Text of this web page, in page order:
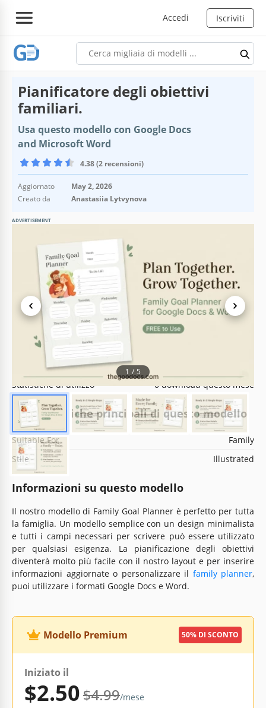
Accedi Iscriviti
Pianificatore degli obiettivi
familiari.
Usa questo modello con Google Docs
and Microsoft Word
4.38 (2 recensioni)
Aggiornato
May 2, 2026
Creato da
Anastasiia Lytvynova
ADVERTISEMENT
1 / 5
Specifiche del modello
Formato
Google Docs, Microsoft Word
Ultimo aggiornamento
Community
Aggiunto alle raccolte da 7 Utenti
Statistiche di utilizzo
0 download questo mese
Caratteristiche principali di questo modello
Suitable For
Family
Stile
Illustrated
Informazioni su questo modello
Il nostro modello di Family Goal Planner è perfetto per tutta
la famiglia. Un modello semplice con un design minimalista
e tutti i campi necessari per scrivere può essere utilizzato
per qualsiasi esigenza. La pianificazione degli obiettivi
diventerà molto più facile con il nostro layout e per inserire
informazioni aggiornate o personalizzare il family planner,
puoi utilizzare i formati Google Docs e Word.
Modello Premium 50% DI SCONTO
Iniziato il
$2.50$4.99/mese